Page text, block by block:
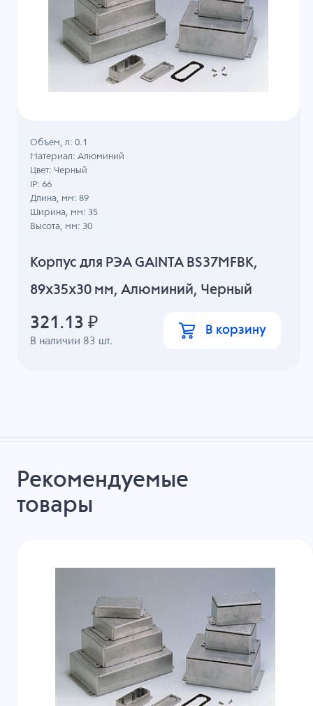
Корпус для РЭА GAINTA BS37MFBK,
89x35x30 мм, Алюминий, Черный
В наличии 83 шт.
Объем, л: 0.1
Материал: Алюминий
Цвет: Черный
IP: 66
Длина, мм: 89
Ширина, мм: 35
Высота, мм: 30
321.13 ₽ В корзину
Рекомендуемые
товары